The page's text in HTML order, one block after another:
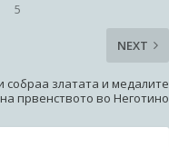
NEXT
собраа златата и медалите
на првенството во Неготино